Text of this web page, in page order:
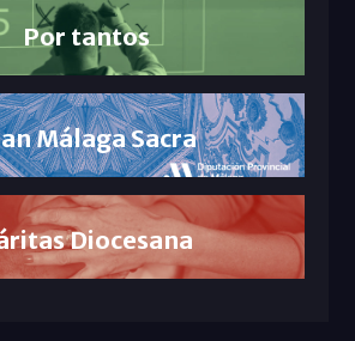
Por tantos
Málaga Sacra
Diocesana